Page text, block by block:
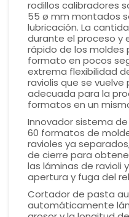
rodillos calibradores
55 ø mm montados
lubricación. La
durante el proceso y
rápido de los moldes
formato en pocos
extrema flexibilidad
raviolis que se
adecuada para la
formatos en un
Innovador sistema
60 formatos de
ravioles ya
de cierre para
las láminas de ravioli
apertura y fuga del
Cortador de pasta
automáticamente